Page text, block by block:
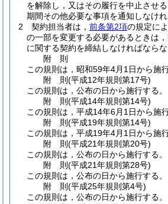
を解除し，又はその履行を中止させ
期間その他必要な事項を通知しなけれ
2
契約担当者は， 前条第2項の規定に
の一部を変更する必要があるときは
に関する契約を締結しなければならな
附 則
この規則は，昭和59年4月1日から施行
附 則(平成12年規則第17号)
この規則は，公布の日から施行する。
附 則(平成14年規則第14号)
この規則は，平成14年6月1日から施行
附 則(平成19年規則第14号)
この規則は，平成19年4月1日から施行
附 則(平成21年規則第20号)
この規則は，公布の日から施行する。
附 則(平成21年規則第28号)
この規則は，公布の日から施行する。
附 則(平成25年規則第4号)
この規則は，公布の日から施行する。